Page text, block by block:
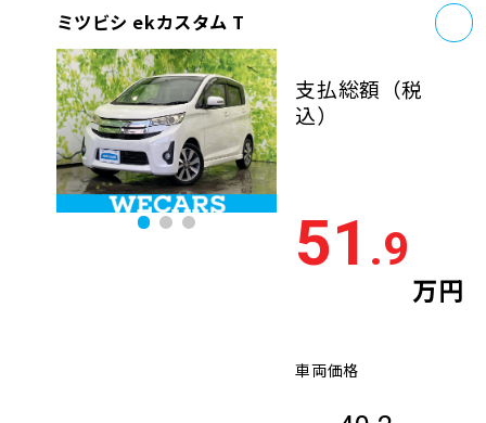
ミツビシ ekカスタム T
支払総額 （税
込）
51 .9
万円
車両価格